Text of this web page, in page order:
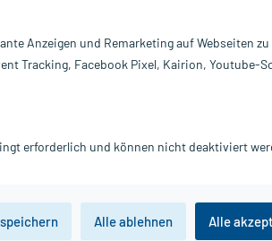
MwSt. Gratis-Versandinnerhalb D.
Beratung für Produktalternativen:Tel. 03491-
Anzeigen und Remarketing auf Webseiten zu
Tracking, Facebook Pixel, Kairion, Youtube-
erforderlich und können nicht deaktiviert
Alle ablehnen Alle